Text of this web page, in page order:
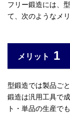
フリー鍛造には、
て、次のようなメ
メリット 1
型鍛造では製品ご
鍛造は汎用工具で
ト・単品の生産で